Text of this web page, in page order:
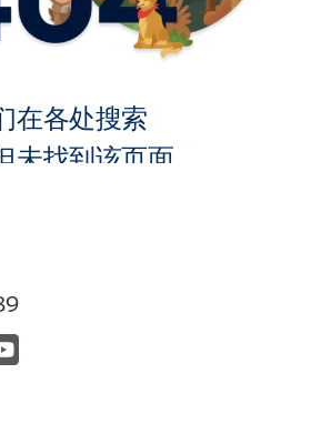
在各处搜索
未找到该页面。